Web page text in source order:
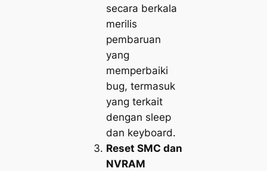
secara berkala
merilis
pembaruan
yang
memperbaiki
bug, termasuk
yang terkait
dengan sleep
dan keyboard.
Reset SMC dan
NVRAM